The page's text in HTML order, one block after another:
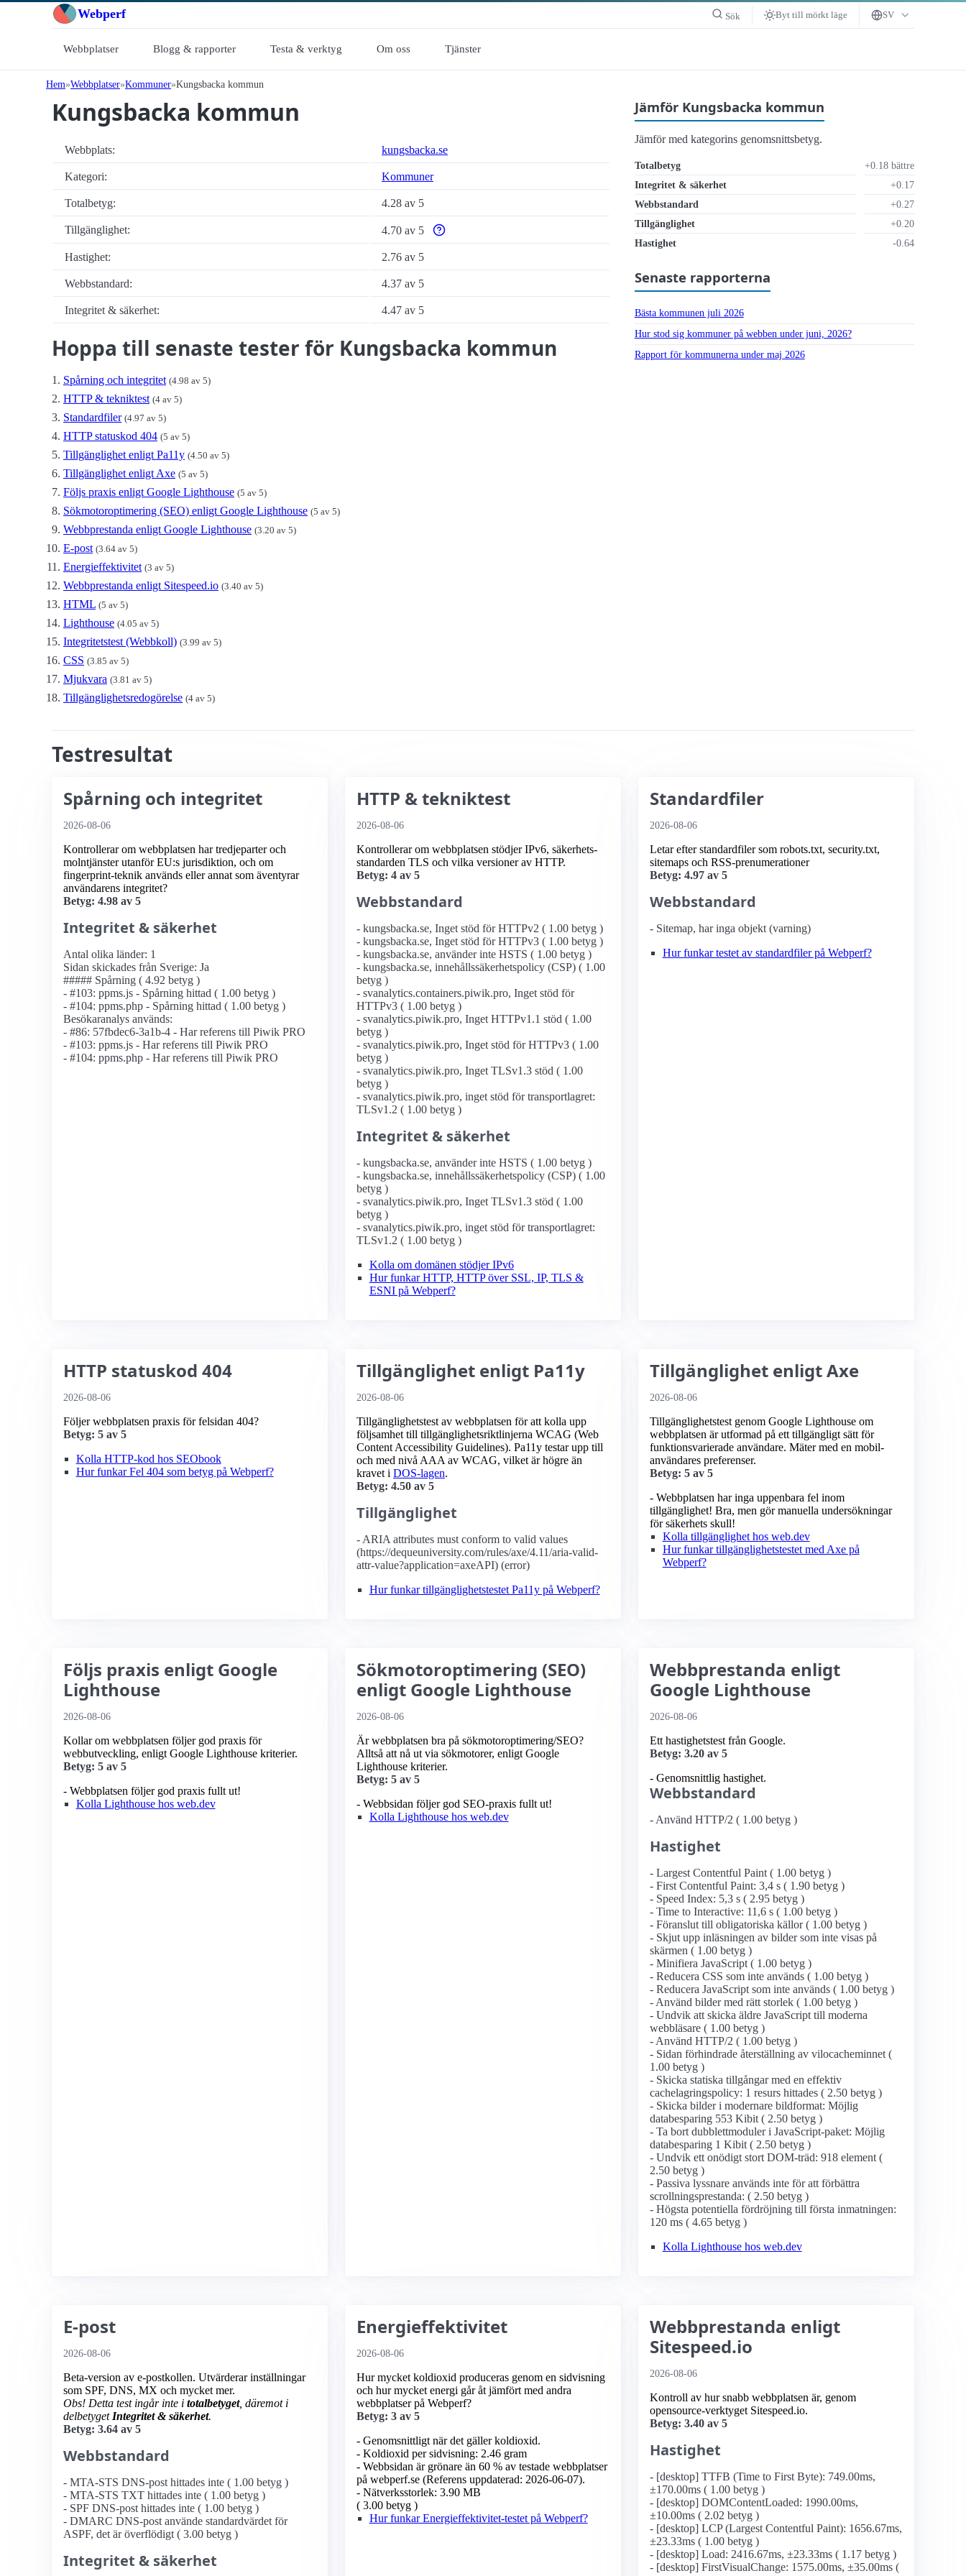
Webperf Sök Byt till mörkt läge SV
Webbplatser Blogg & rapporter Testa & verktyg Om oss Tjänster
Hem Webbplatser Kommuner Kungsbacka kommun
Kungsbacka kommun
Webbplats: kungsbacka.se
Kategori: Kommuner
Totalbetyg: 4.28 av 5
Tillgänglighet: 4.70 av 5
Varför enbart automatiska tillgänglighetstester är otillräckligt
Hastighet:
2.76 av 5
Webbstandard: 4.37 av 5
Integritet & säkerhet: 4.47 av 5
Hoppa till senaste tester för Kungsbacka kommun
Spårning och integritet (4.98 av 5)
HTTP & tekniktest (4 av 5)
Standardfiler (4.97 av 5)
HTTP statuskod 404 (5 av 5)
Tillgänglighet enligt Pa11y (4.50 av 5)
Tillgänglighet enligt Axe (5 av 5)
Följs praxis enligt Google Lighthouse (5 av 5)
Sökmotoroptimering (SEO) enligt Google Lighthouse (5 av 5)
Webbprestanda enligt Google Lighthouse (3.20 av 5)
E-post (3.64 av 5)
Energieffektivitet (3 av 5)
Webbprestanda enligt Sitespeed.io (3.40 av 5)
HTML (5 av 5)
Lighthouse (4.05 av 5)
Integritetstest (Webbkoll) (3.99 av 5)
CSS (3.85 av 5)
Mjukvara (3.81 av 5)
Tillgänglighetsredogörelse (4 av 5)
Jämför Kungsbacka kommun
Jämför med kategorins genomsnittsbetyg.
Totalbetyg
+0.18 bättre
Integritet & säkerhet
+0.17
Webbstandard
+0.27
Tillgänglighet
+0.20
Hastighet
-0.64
Senaste rapporterna
Bästa kommunen juli 2026
Hur stod sig kommuner på webben under juni, 2026?
Rapport för kommunerna under maj 2026
Testresultat
Spårning och integritet
2026-08-06
Kontrollerar om webbplatsen har tredjeparter och
molntjänster utanför EU:s jurisdiktion, och om
fingerprint-teknik används eller annat som äventyrar
användarens integritet?
Betyg: 4.98 av 5
Integritet & säkerhet
Antal olika länder: 1
Sidan skickades från Sverige: Ja
##### Spårning ( 4.92 betyg )
- #103: ppms.js - Spårning hittad ( 1.00 betyg )
- #104: ppms.php - Spårning hittad ( 1.00 betyg )
Besökaranalys används:
- #86: 57fbdec6-3a1b-4 - Har referens till Piwik PRO
- #103: ppms.js - Har referens till Piwik PRO
- #104: ppms.php - Har referens till Piwik PRO
HTTP & tekniktest
2026-08-06
Kontrollerar om webbplatsen stödjer IPv6, säkerhets­
standarden TLS och vilka versioner av HTTP.
Betyg: 4 av 5
Webbstandard
- kungsbacka.se, Inget stöd för HTTPv2 ( 1.00 betyg )
- kungsbacka.se, Inget stöd för HTTPv3 ( 1.00 betyg )
- kungsbacka.se, använder inte HSTS ( 1.00 betyg )
- kungsbacka.se, innehållssäkerhetspolicy (CSP) ( 1.00
betyg )
- svanalytics.containers.piwik.pro, Inget stöd för
HTTPv3 ( 1.00 betyg )
- svanalytics.piwik.pro, Inget HTTPv1.1 stöd ( 1.00
betyg )
- svanalytics.piwik.pro, Inget stöd för HTTPv3 ( 1.00
betyg )
- svanalytics.piwik.pro, Inget TLSv1.3 stöd ( 1.00
betyg )
- svanalytics.piwik.pro, inget stöd för transportlagret:
TLSv1.2 ( 1.00 betyg )
Integritet & säkerhet
- kungsbacka.se, använder inte HSTS ( 1.00 betyg )
- kungsbacka.se, innehållssäkerhetspolicy (CSP) ( 1.00
betyg )
- svanalytics.piwik.pro, Inget TLSv1.3 stöd ( 1.00
betyg )
- svanalytics.piwik.pro, inget stöd för transportlagret:
TLSv1.2 ( 1.00 betyg )
Kolla om domänen stödjer IPv6
Hur funkar HTTP, HTTP över SSL, IP, TLS &
ESNI på Webperf?
Standardfiler
2026-08-06
Letar efter standardfiler som robots.txt, security.txt,
sitemaps och RSS-prenumerationer
Betyg: 4.97 av 5
Webbstandard
- Sitemap, har inga objekt (varning)
Hur funkar testet av standardfiler på Webperf?
HTTP statuskod 404
2026-08-06
Följer webbplatsen praxis för felsidan 404?
Betyg: 5 av 5
Kolla HTTP-kod hos SEObook
Hur funkar Fel 404 som betyg på Webperf?
Tillgänglighet enligt Pa11y
2026-08-06
Tillgänglighetstest av webbplatsen för att kolla upp
följsamhet till tillgänglighets­riktlinjerna WCAG (Web
Content Accessibility Guidelines). Pa11y testar upp till
och med nivå AAA av WCAG, vilket är högre än
kravet i DOS-lagen.
Betyg: 4.50 av 5
Tillgänglighet
- ARIA attributes must conform to valid values
(https://dequeuniversity.com/rules/axe/4.11/aria-valid-
attr-value?application=axeAPI) (error)
Hur funkar tillgänglighetstestet Pa11y på Webperf?
Tillgänglighet enligt Axe
2026-08-06
Tillgänglighetstest genom Google Lighthouse om
webbplatsen är utformad på ett tillgängligt sätt för
funktionsvarierade användare. Mäter med en mobil­
användares preferenser.
Betyg: 5 av 5
- Webbplatsen har inga uppenbara fel inom
tillgänglighet! Bra, men gör manuella undersökningar
för säkerhets skull!
Kolla tillgänglighet hos web.dev
Hur funkar tillgänglighetstestet med Axe på
Webperf?
Följs praxis enligt Google
Lighthouse
2026-08-06
Kollar om webbplatsen följer god praxis för
webbutveckling, enligt Google Lighthouse kriterier.
Betyg: 5 av 5
- Webbplatsen följer god praxis fullt ut!
Kolla Lighthouse hos web.dev
Sökmotoroptimering (SEO)
enligt Google Lighthouse
2026-08-06
Är webbplatsen bra på sökmotoroptimering/SEO?
Alltså att nå ut via sökmotorer, enligt Google
Lighthouse kriterier.
Betyg: 5 av 5
- Webbsidan följer god SEO-praxis fullt ut!
Kolla Lighthouse hos web.dev
Webbprestanda enligt
Google Lighthouse
2026-08-06
Ett hastighetstest från Google.
Betyg: 3.20 av 5
- Genomsnittlig hastighet.
Webbstandard
- Använd HTTP/2 ( 1.00 betyg )
Hastighet
- Largest Contentful Paint ( 1.00 betyg )
- First Contentful Paint: 3,4 s ( 1.90 betyg )
- Speed Index: 5,3 s ( 2.95 betyg )
- Time to Interactive: 11,6 s ( 1.00 betyg )
- Föranslut till obligatoriska källor ( 1.00 betyg )
- Skjut upp inläsningen av bilder som inte visas på
skärmen ( 1.00 betyg )
- Minifiera JavaScript ( 1.00 betyg )
- Reducera CSS som inte används ( 1.00 betyg )
- Reducera JavaScript som inte används ( 1.00 betyg )
- Använd bilder med rätt storlek ( 1.00 betyg )
- Undvik att skicka äldre JavaScript till moderna
webbläsare ( 1.00 betyg )
- Använd HTTP/2 ( 1.00 betyg )
- Sidan förhindrade återställning av vilocacheminnet (
1.00 betyg )
- Skicka statiska tillgångar med en effektiv
cachelagringspolicy: 1 resurs hittades ( 2.50 betyg )
- Skicka bilder i modernare bildformat: Möjlig
databesparing 553 Kibit ( 2.50 betyg )
- Ta bort dubblettmoduler i JavaScript-paket: Möjlig
databesparing 1 Kibit ( 2.50 betyg )
- Undvik ett onödigt stort DOM-träd: 918 element (
2.50 betyg )
- Passiva lyssnare används inte för att förbättra
scrollningsprestanda: ( 2.50 betyg )
- Högsta potentiella fördröjning till första inmatningen:
120 ms ( 4.65 betyg )
Kolla Lighthouse hos web.dev
E-post
2026-08-06
Beta-version av e-postkollen. Utvärderar inställningar
som SPF, DNS, MX och mycket mer.
Obs! Detta test ingår inte i totalbetyget, däremot i
delbetyget Integritet & säkerhet.
Betyg: 3.64 av 5
Webbstandard
- MTA-STS DNS-post hittades inte ( 1.00 betyg )
- MTA-STS TXT hittades inte ( 1.00 betyg )
- SPF DNS-post hittades inte ( 1.00 betyg )
- DMARC DNS-post använde standardvärdet för
ASPF, det är överflödigt ( 3.00 betyg )
Integritet & säkerhet
Energieffektivitet
2026-08-06
Hur mycket koldioxid produceras genom en sidvisning
och hur mycket energi går åt jämfört med andra
webbplatser på Webperf?
Betyg: 3 av 5
- Genomsnittligt när det gäller koldioxid.
- Koldioxid per sidvisning: 2.46 gram
- Webbsidan är grönare än 60 % av testade webbplatser
på webperf.se (Referens uppdaterad: 2026-06-07).
- Nätverksstorlek: 3.90 MB
( 3.00 betyg )
Hur funkar Energieffektivitet-testet på Webperf?
Webbprestanda enligt
Sitespeed.io
2026-08-06
Kontroll av hur snabb webbplatsen är, genom
opensource-verktyget Sitespeed.io.
Betyg: 3.40 av 5
Hastighet
- [desktop] TTFB (Time to First Byte): 749.00ms,
±170.00ms ( 1.00 betyg )
- [desktop] DOMContentLoaded: 1990.00ms,
±10.00ms ( 2.02 betyg )
- [desktop] LCP (Largest Contentful Paint): 1656.67ms,
±23.33ms ( 1.00 betyg )
- [desktop] Load: 2416.67ms, ±23.33ms ( 1.17 betyg )
- [desktop] FirstVisualChange: 1575.00ms, ±35.00ms (